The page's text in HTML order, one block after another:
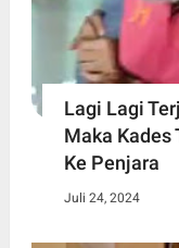
Lagi Lagi
Maka Kades
Ke Penjara
Juli 24, 2024